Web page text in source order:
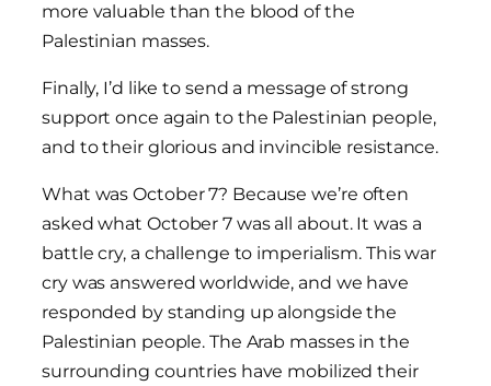
more valuable than the blood of the
Palestinian masses.
Finally, I’d like to send a message of strong
support once again to the Palestinian people,
and to their glorious and invincible resistance.
What was October 7? Because we’re often
asked what October 7 was all about. It was a
battle cry, a challenge to imperialism. This war
cry was answered worldwide, and we have
responded by standing up alongside the
Palestinian people. The Arab masses in the
surrounding countries have mobilized their